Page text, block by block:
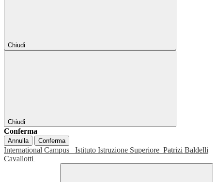
Chiudi
Chiudi
Conferma
Annulla Conferma
International Campus Istituto Istruzione Superiore Patrizi Baldelli
Cavallotti